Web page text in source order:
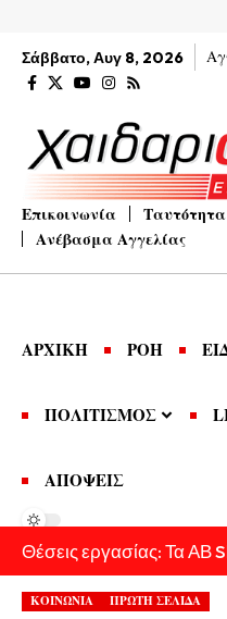
Σάββατο, Αυγ 8, 2026
Επικοινωνία
Ταυτότητα
Ανέβασμα Αγγελίας
ΑΡΧΙΚΗ ΡΟΗ
ΠΟΛΙΤΙΣΜΟΣ
ΑΠΟΨΕΙΣ
Θέσεις εργασίας: Τα ΑΒ
ΚΟΙΝΩΝΙΑ ΠΡΩΤΗ ΣΕΛΙΔΑ